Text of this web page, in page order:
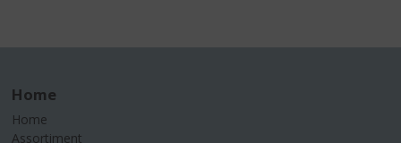
Home
Home
Assortiment